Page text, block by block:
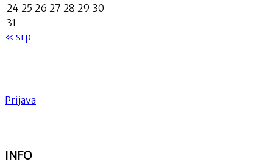
24 25 26 27 28 29 30
31
« srp
Prijava
INFO